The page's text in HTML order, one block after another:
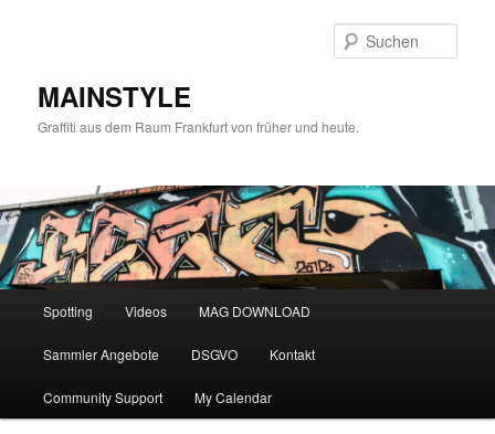
MAINSTYLE
Graffiti aus dem Raum Frankfurt von früher und heute.
Spotting Videos MAG DOWNLOAD
Sammler Angebote DSGVO Kontakt
Community Support My Calendar